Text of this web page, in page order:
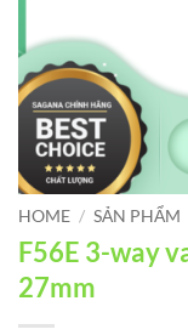
HOME / SẢN PHẨM
F56E 3-way
27mm